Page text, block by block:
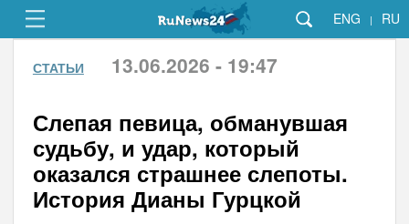
ENG | RU
СТАТЬИ 13.06.2026 - 19:47
Слепая певица, обманувшая
судьбу, и удар, который
оказался страшнее слепоты.
История Дианы Гурцкой